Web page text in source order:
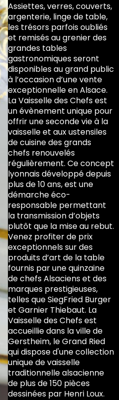
Assiettes, verres, couverts,
argenterie, linge de table,
les trésors parfois oubliés
et remisés au grenier des
grandes tables
gastronomiques seront
disponibles au grand public
à l’occasion d’une vente
exceptionnelle en Alsace.
La Vaisselle des Chefs est
un évènement unique pour
offrir une seconde vie à la
vaisselle et aux ustensiles
de cuisine des grands
chefs renouvelés
régulièrement. Ce concept
lyonnais développé depuis
plus de 10 ans, est une
démarche éco-
responsable permettant
la transmission d’objets
plutôt que la mise au rebut.
Venez profiter de prix
exceptionnels sur des
produits d’art de la table
fournis par une quinzaine
de chefs Alsaciens et des
marques prestigieuses,
telles que SiegFried Burger
et Garnier Thiebaut. La
Vaisselle des Chefs est
accueillie dans la ville de
Gerstheim, le Grand Ried
qui dispose d'une collection
unique de vaisselle
traditionnelle alsacienne
de plus de 150 pièces
dessinées par Henri Loux.